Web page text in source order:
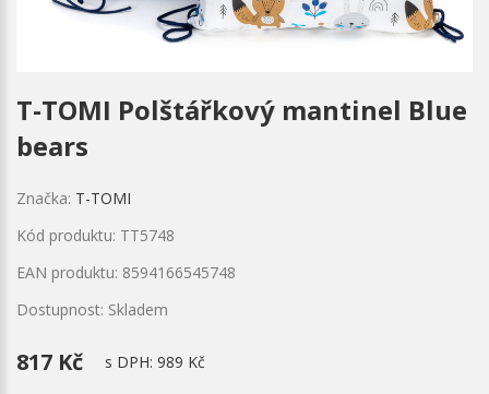
T-TOMI Polštářkový mantinel Blue
bears
Značka: T-TOMI
Kód produktu: TT5748
EAN produktu: 8594166545748
Dostupnost: Skladem
817 Kč s DPH: 989 Kč